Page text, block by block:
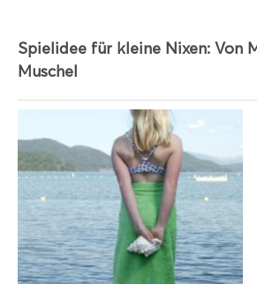
Spielidee für kleine Nixen: Von
Muschel